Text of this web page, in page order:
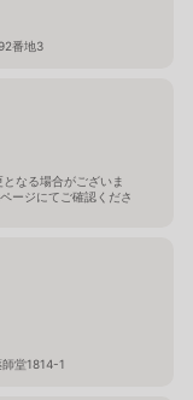
番地3
なる場合がございま
ージにてご確認くださ
堂1814-1